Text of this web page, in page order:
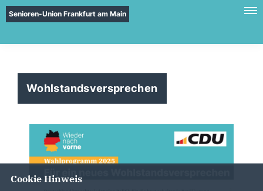
Senioren-Union Frankfurt am Main
Wohlstandsversprechen
Cookie Hinweis